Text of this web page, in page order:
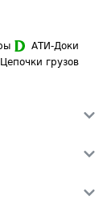
АТИ-Доки
Цепочки грузов